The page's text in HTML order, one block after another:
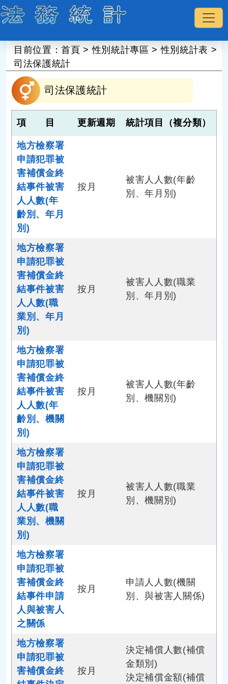
目前位置：首頁 >性別統計專區 >性別統計表 >
司法保護統計
司法保護統計
項 目 更新週期 統計項目（複分類）
地方檢察署
申請犯罪被
害補償金終
結事件被害
人人數(年
齡別、年月
別)
按月
被害人人數(年齡
別、年月別)
地方檢察署
申請犯罪被
害補償金終
結事件被害
人人數(職
業別、年月
別)
按月
被害人人數(職業
別、年月別)
地方檢察署
申請犯罪被
害補償金終
結事件被害
人人數(年
齡別、機關
別)
按月
被害人人數(年齡
別、機關別)
地方檢察署
申請犯罪被
害補償金終
結事件被害
人人數(職
業別、機關
別)
按月
被害人人數(職業
別、機關別)
地方檢察署
申請犯罪被
害補償金終
結事件申請
人與被害人
之關係
按月
申請人人數(機關
別、與被害人關係)
地方檢察署
申請犯罪被
害補償金終
按月
決定補償人數(補償
金類別)
決定補償金額(補償